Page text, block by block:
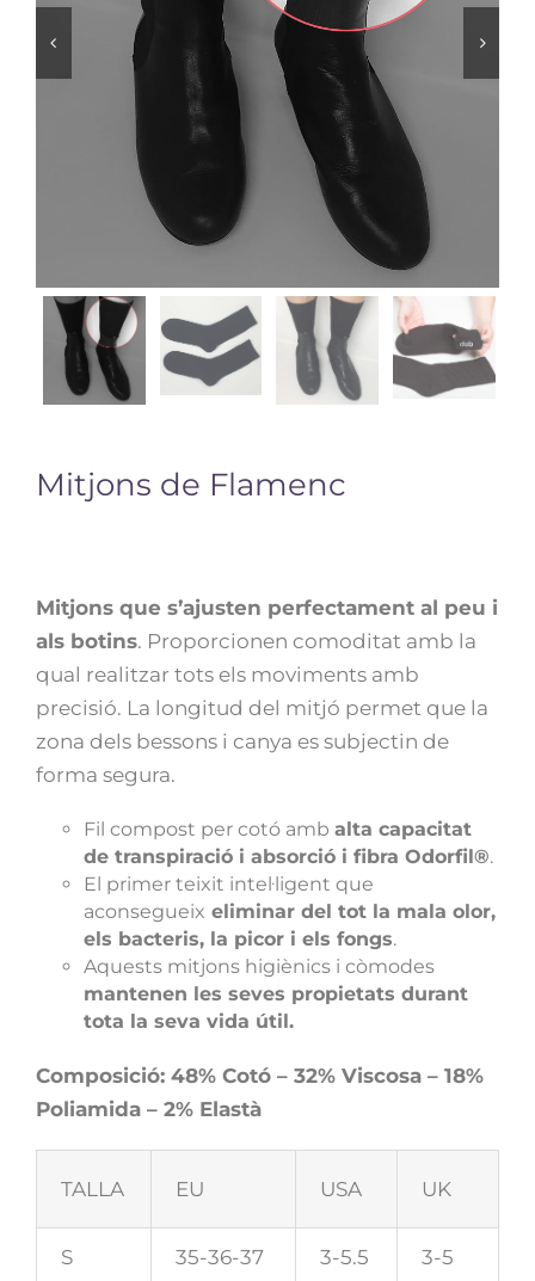
 
Mitjons de Flamenc
Mitjons que s’ajusten perfectament al peu i
als botins. Proporcionen comoditat amb la
qual realitzar tots els moviments amb
precisió. La longitud del mitjó permet que la
zona dels bessons i canya es subjectin de
forma segura.
Fil compost per cotó amb alta capacitat
de transpiració i absorció i fibra Odorfil®.
El primer teixit intel·ligent que
aconsegueix eliminar del tot la mala olor,
els bacteris, la picor i els fongs.
Aquests mitjons higiènics i còmodes
mantenen les seves propietats durant
tota la seva vida útil.
Composició: 48% Cotó – 32% Viscosa – 18%
Poliamida – 2% Elastà
TALLA EU USA UK
S 35-36-37 3-5.5 3-5